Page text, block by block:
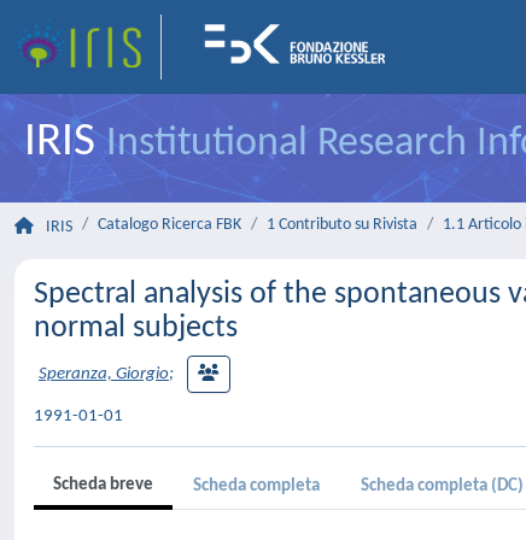
IRISInstitutional Research
IRIS Catalogo Ricerca FBK 1 Contributo su Rivista 1.1 Articolo
Spectral analysis of the
normal subjects
Speranza, Giorgio;
1991-01-01
Scheda breve Scheda completa Scheda completa (DC)